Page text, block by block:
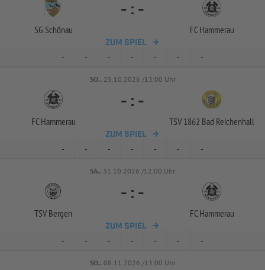
SG Schönau
- : -
FC Hammerau
ZUM SPIEL
- - - - - - -
SO.. 25.10.2026 /13:00 Uhr
FC Hammerau
- : -
TSV 1862 Bad Reichenhall
ZUM SPIEL
- - - - - - -
SA.. 31.10.2026 /12:00 Uhr
TSV Bergen
- : -
FC Hammerau
ZUM SPIEL
- - - - - - -
SO.. 08.11.2026 /13:00 Uhr